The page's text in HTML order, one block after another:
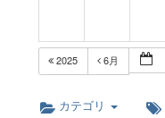
2025 6月
カテゴリ
5:00 AM
6:00 AM